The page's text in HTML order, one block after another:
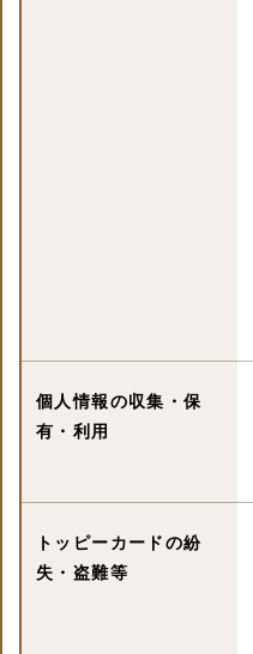
個人情報の収集・保
有・利用
トッピーカードの紛
失・盗難等